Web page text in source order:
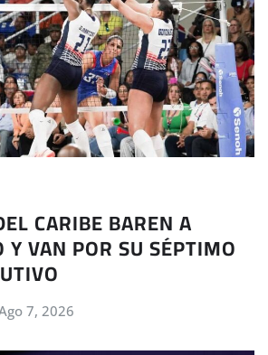
CARIBE BAREN A
Y VAN POR SU SÉPTIMO
7, 2026